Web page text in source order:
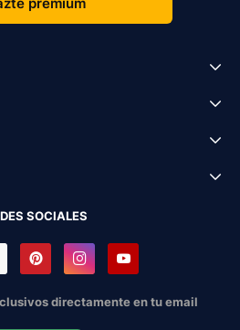
SOCIALES
directamente en tu email